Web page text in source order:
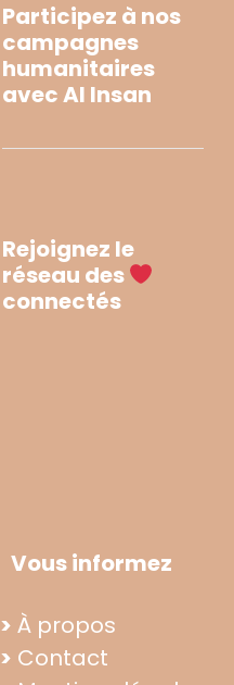
Participez à nos
campagnes
humanitaires
avec Al Insan
Rejoignez le
réseau des
connectés
Vous informez
> À propos
> Contact